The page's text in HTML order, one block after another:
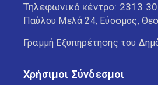
Τηλεφωνικό κέντρο: 2313
Παύλου Μελά 24, Εύοσμος,
Γραμμή Εξυπηρέτησης του
Χρήσιμοι Σύνδεσμοι